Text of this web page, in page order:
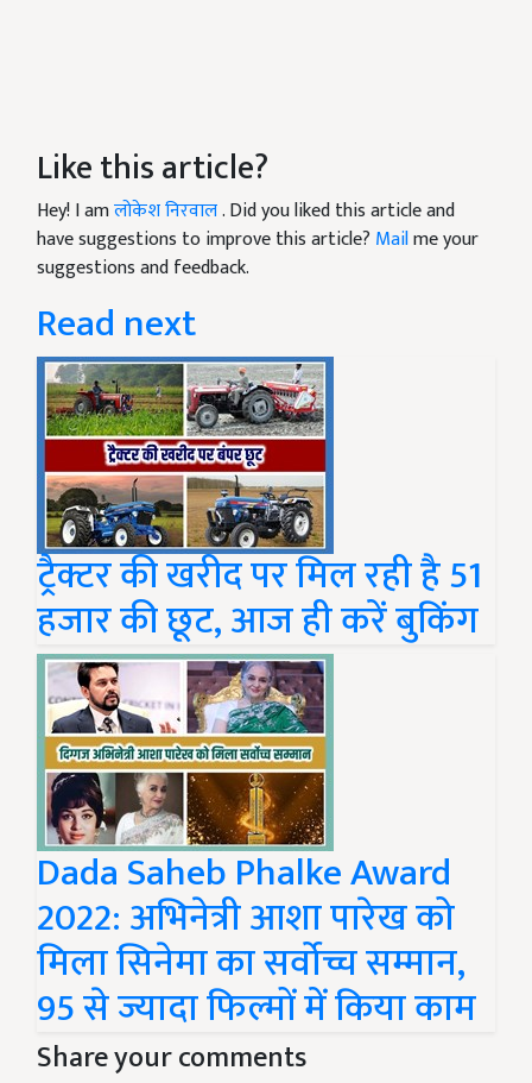
Like this article?
Hey! I amलोकेश निरवाल. Did you liked this article and
have suggestions to improve this article? Mailme your
suggestions and feedback.
Read next
ट्रैक्टर की खरीद पर मिल रही है 51
हजार की छूट, आज ही करें बुकिंग
Dada Saheb Phalke Award
2022: अभिनेत्री आशा पारेख को
मिला सिनेमा का सर्वोच्च सम्मान,
95 से ज्यादा फिल्मों में किया काम
Share your comments